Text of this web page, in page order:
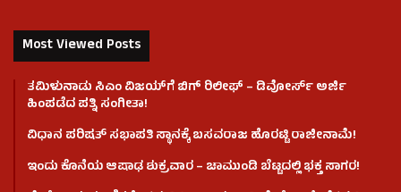
Most Viewed Posts
ತಮಿಳುನಾಡು ಸಿಎಂ ವಿಜಯ್‌ಗೆ ಬಿಗ್ ರಿಲೀಫ್ – ಡಿವೋರ್ಸ್ ಅರ್ಜಿ
ಹಿಂಪಡೆದ ಪತ್ನಿ ಸಂಗೀತಾ!
ವಿಧಾನ ಪರಿಷತ್ ಸಭಾಪತಿ ಸ್ಥಾನಕ್ಕೆ ಬಸವರಾಜ ಹೊರಟ್ಟಿ ರಾಜೀನಾಮೆ!
ಇಂದು ಕೊನೆಯ ಆಷಾಢ ಶುಕ್ರವಾರ – ಚಾಮುಂಡಿ ಬೆಟ್ಟದಲ್ಲಿ ಭಕ್ತ ಸಾಗರ!